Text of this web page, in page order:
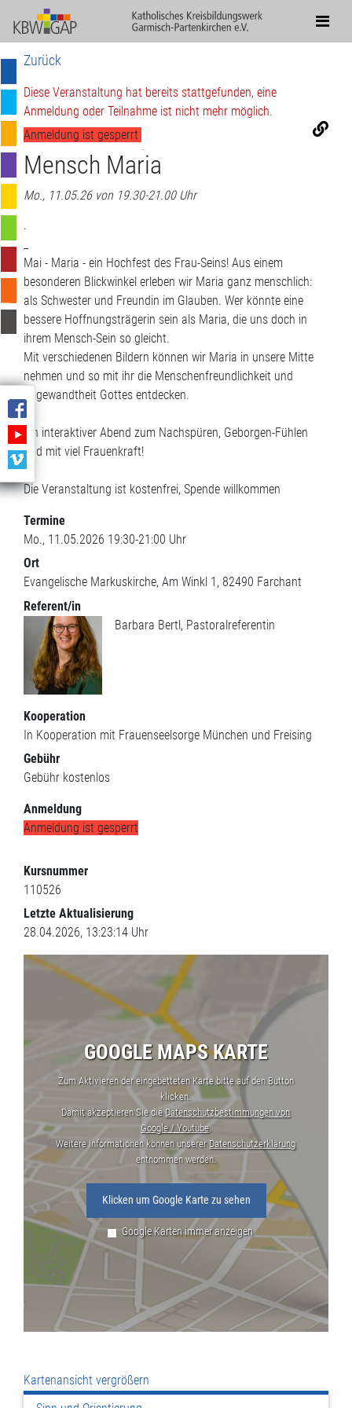
Zurück
Diese Veranstaltung hat bereits stattgefunden, eine
Anmeldung oder Teilnahme ist nicht mehr möglich.
Anmeldung ist gesperrt
Mensch Maria
Mo., 11.05.26 von 19.30-21.00 Uhr
.
Mai - Maria - ein Hochfest des Frau-Seins! Aus einem
besonderen Blickwinkel erleben wir Maria ganz menschlich:
als Schwester und Freundin im Glauben. Wer könnte eine
bessere Hoffnungsträgerin sein als Maria, die uns doch in
ihrem Mensch-Sein so gleicht.
Mit verschiedenen Bildern können wir Maria in unsere Mitte
nehmen und so mit ihr die Menschenfreundlichkeit und
Zugewandtheit Gottes entdecken.
Ein interaktiver Abend zum Nachspüren, Geborgen-Fühlen
und mit viel Frauenkraft!
Die Veranstaltung ist kostenfrei, Spende willkommen
Termine
Mo., 11.05.2026 19:30-21:00 Uhr
Ort
Evangelische Markuskirche Am Winkl 1 82490 Farchant
Referent/in
Barbara Bertl, Pastoralreferentin
Kooperation
In Kooperation mit Frauenseelsorge München und Freising
Gebühr
Gebühr kostenlos
Anmeldung
Anmeldung ist gesperrt
Kursnummer
110526
Letzte Aktualisierung
28.04.2026, 13:23:14 Uhr
GOOGLE MAPS KARTE
Zum Aktivieren der eingebetteten Karte bitte auf den Button
klicken.
Damit akzeptieren Sie dieDatenschutzbestimmungen von
Google / Youtube.
Weitere Informationen können unsererDatenschutzerklärung
entnommen werden.
Klicken um Google Karte zu sehen
Google Karten immer anzeigen
Kartenansicht vergrößern